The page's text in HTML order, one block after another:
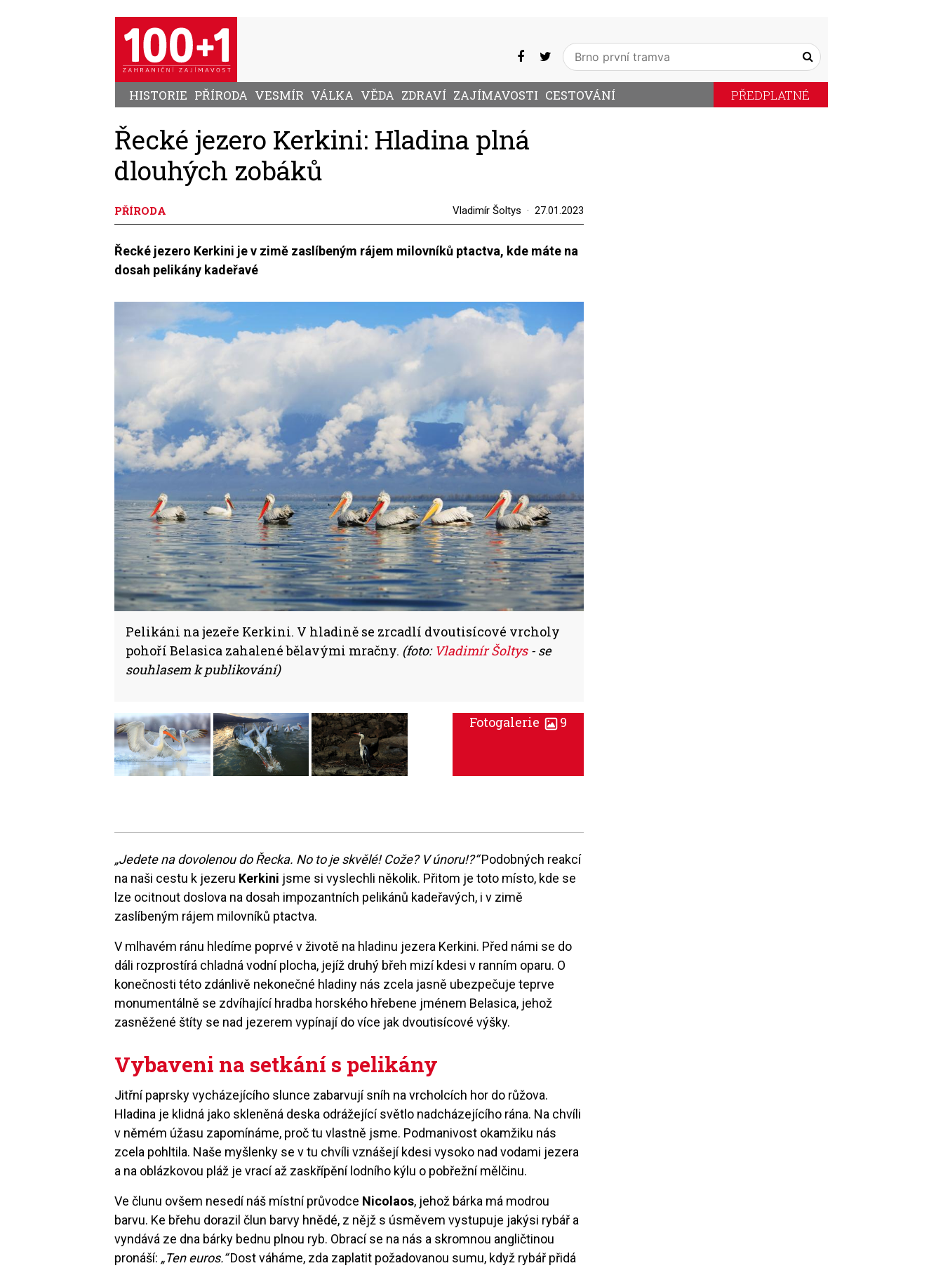
HISTORIE PŘÍRODA VESMÍR VÁLKA VĚDA ZDRAVÍ ZAJÍMAVOSTI CESTOVÁNÍ PŘEDPLATNÉ
Řecké jezero Kerkini: Hladina plná
dlouhých zobáků
PŘÍRODA Vladimír Šoltys 27.01.2023
Řecké jezero Kerkini je v zimě zaslíbeným rájem milovníků ptactva, kde máte na
dosah pelikány kadeřavé
Pelikáni na jezeře Kerkini. V hladině se zrcadlí dvoutisícové vrcholy
pohoří Belasica zahalené bělavými mračny. (foto: Vladimír Šoltys- se
souhlasem k publikování)
Fotogalerie 9
„Jedete na dovolenou do Řecka. No to je skvělé! Cože? V únoru!?“Podobných reakcí
na naši cestu k jezeru Kerkini jsme si vyslechli několik. Přitom je toto místo, kde se
lze ocitnout doslova na dosah impozantních pelikánů kadeřavých, i v zimě
zaslíbeným rájem milovníků ptactva.
V mlhavém ránu hledíme poprvé v životě na hladinu jezera Kerkini. Před námi se do
dáli rozprostírá chladná vodní plocha, jejíž druhý břeh mizí kdesi v ranním oparu. O
konečnosti této zdánlivě nekonečné hladiny nás zcela jasně ubezpečuje teprve
monumentálně se zdvíhající hradba horského hřebene jménem Belasica, jehož
zasněžené štíty se nad jezerem vypínají do více jak dvoutisícové výšky.
Vybaveni na setkání s pelikány
Jitřní paprsky vycházejícího slunce zabarvují sníh na vrcholcích hor do růžova.
Hladina je klidná jako skleněná deska odrážející světlo nadcházejícího rána. Na chvíli
v němém úžasu zapomínáme, proč tu vlastně jsme. Podmanivost okamžiku nás
zcela pohltila. Naše myšlenky se v tu chvíli vznášejí kdesi vysoko nad vodami jezera
a na oblázkovou pláž je vrací až zaskřípění lodního kýlu o pobřežní mělčinu.
Ve člunu ovšem nesedí náš místní průvodce Nicolaos, jehož bárka má modrou
barvu. Ke břehu dorazil člun barvy hnědé, z nějž s úsměvem vystupuje jakýsi rybář a
vyndává ze dna bárky bednu plnou ryb. Obrací se na nás a skromnou angličtinou
pronáší: „Ten euros.“Dost váháme, zda zaplatit požadovanou sumu, když rybář přidá